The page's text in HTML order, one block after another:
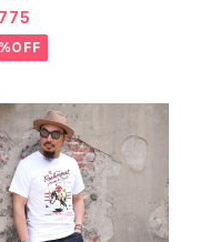
ウント ランチウェア Chie
T-Shirt 半袖Tシャ
2色